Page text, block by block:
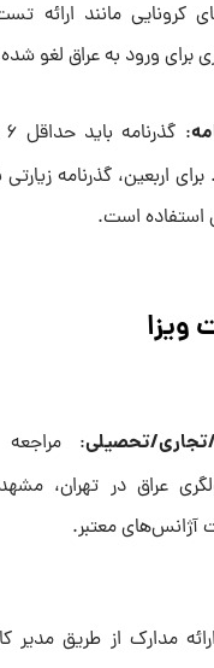
برای ورود به عراق لغو
استفاده است.
ویزا
تجاری/تحصیلی:
عراق در تهران، مشهد
آژانس‌های معتبر.
مدارک از طریق مدیر